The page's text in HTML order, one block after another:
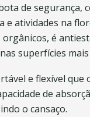
de segurança,
e atividades na
é
superfícies
e flexível
de
o cansaço.